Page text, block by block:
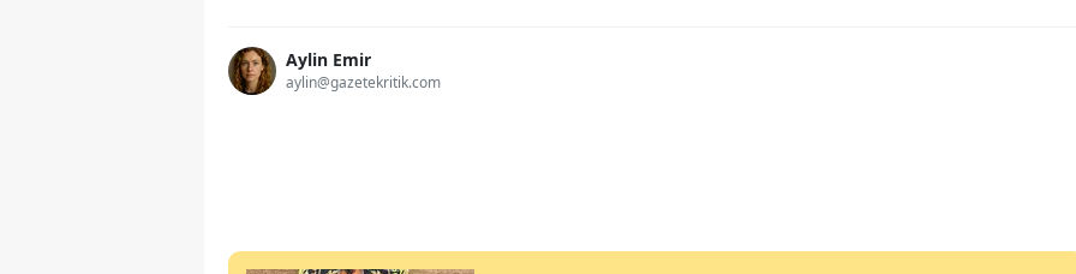
Aylin Emir
aylin@gazetekritik.com